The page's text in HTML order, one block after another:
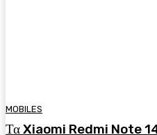
MOBILES
Τα Xiaomi Redmi Note 14